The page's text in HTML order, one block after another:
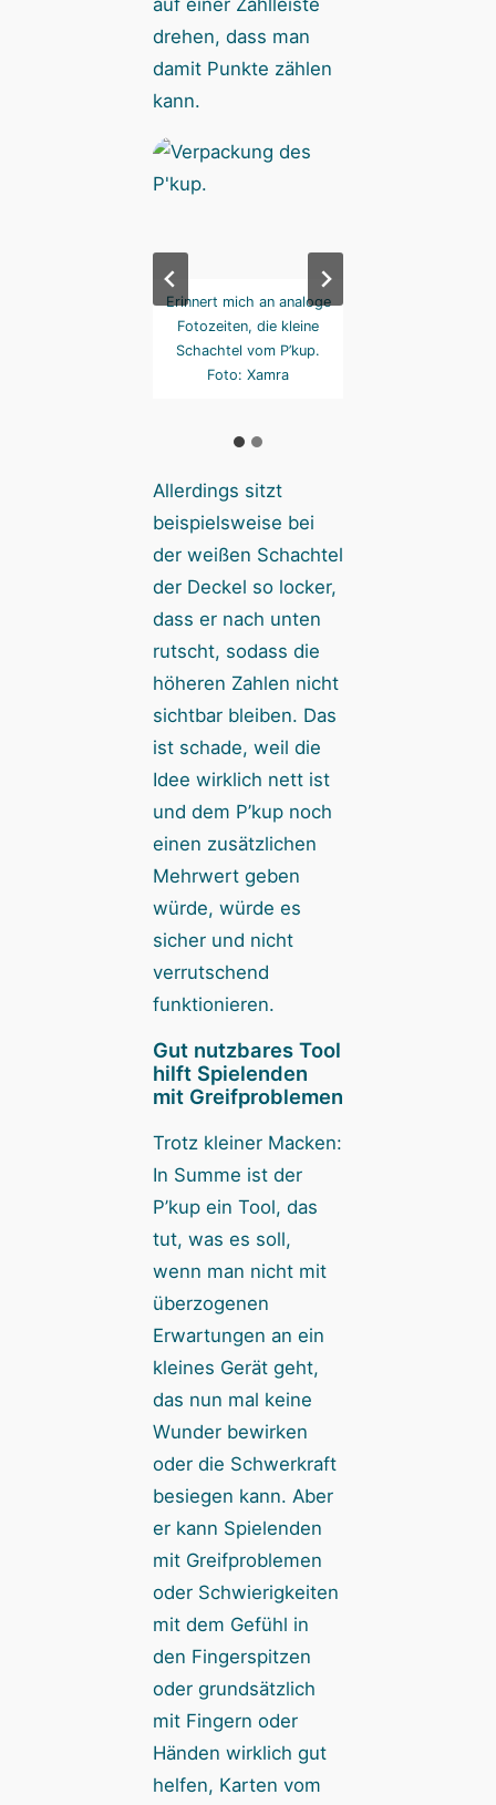
drehen, dass man
damit Punkte zählen
kann.
Erinnert mich an analoge
Fotozeiten, die kleine
Schachtel vom P’kup.
Foto: Xamra
Allerdings sitzt
beispielsweise bei
der weißen Schachtel
der Deckel so locker,
dass er nach unten
rutscht, sodass die
höheren Zahlen nicht
sichtbar bleiben. Das
ist schade, weil die
Idee wirklich nett ist
und dem P’kup noch
einen zusätzlichen
Mehrwert geben
würde, würde es
sicher und nicht
verrutschend
funktionieren.
Gut nutzbares Tool
hilft Spielenden
mit Greifproblemen
Trotz kleiner Macken:
In Summe ist der
P’kup ein Tool, das
tut, was es soll,
wenn man nicht mit
überzogenen
Erwartungen an ein
kleines Gerät geht,
das nun mal keine
Wunder bewirken
oder die Schwerkraft
besiegen kann. Aber
er kann Spielenden
mit Greifproblemen
oder Schwierigkeiten
mit dem Gefühl in
den Fingerspitzen
oder grundsätzlich
mit Fingern oder
Händen wirklich gut
helfen, Karten vom